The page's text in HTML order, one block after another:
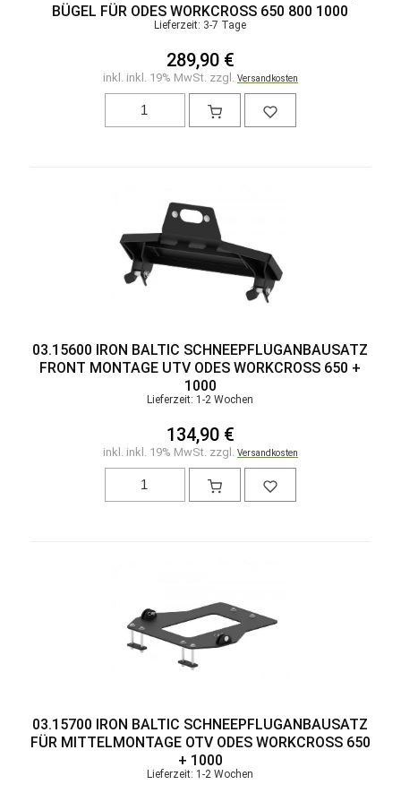
BÜGEL FÜR ODES WORKCROSS 650 800 1000
Lieferzeit: 3-7 Tage
289,90 €
inkl. inkl. 19% MwSt. zzgl. Versandkosten
03.15600 IRON BALTIC SCHNEEPFLUGANBAUSATZ
FRONT MONTAGE UTV ODES WORKCROSS 650 +
1000
Lieferzeit: 1-2 Wochen
134,90 €
inkl. inkl. 19% MwSt. zzgl. Versandkosten
03.15700 IRON BALTIC SCHNEEPFLUGANBAUSATZ
FÜR MITTELMONTAGE OTV ODES WORKCROSS 650
+ 1000
Lieferzeit: 1-2 Wochen